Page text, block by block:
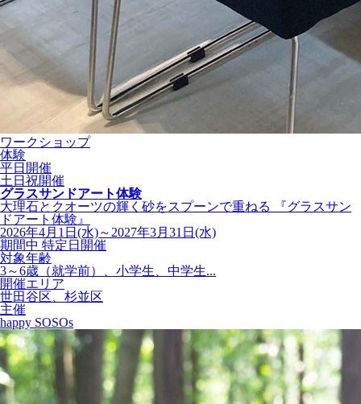
ワークショップ
体験
平日開催
土日祝開催
グラスサンドアート体験
大理石とクオーツの輝く砂をスプーンで重ねる 『グラスサン
ドアート体験』
2026年4月1日(水)～2027年3月31日(水)
期間中 特定日開催
対象年齢
3～6歳（就学前）、小学生、中学生...
開催エリア
世田谷区、杉並区
主催
happy SOSOs